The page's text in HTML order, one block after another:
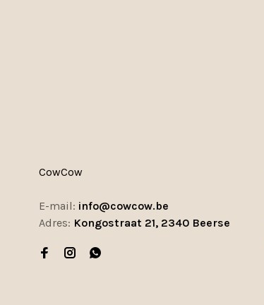
CowCow
E-mail: info@cowcow.be
Adres: Kongostraat 21, 2340 Beerse